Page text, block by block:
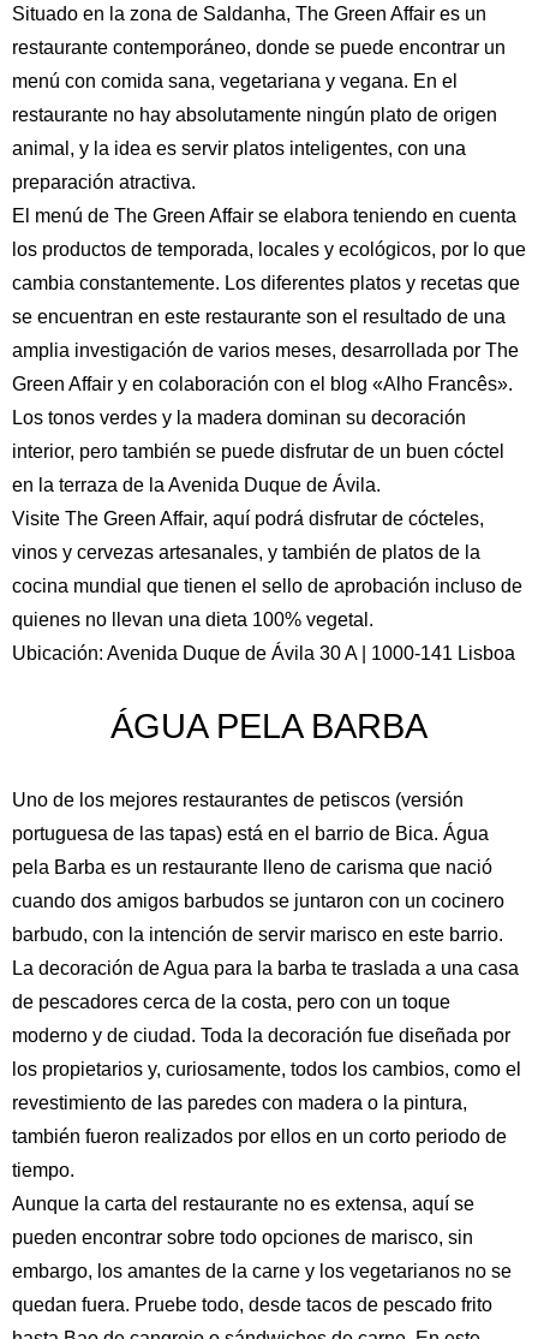
Inglés Español
Alemán
Francés
Italiano
Situado en la zona de Saldanha, The Green Affair es un
restaurante contemporáneo, donde se puede encontrar un
menú con comida sana, vegetariana y vegana. En el
restaurante no hay absolutamente ningún plato de origen
animal, y la idea es servir platos inteligentes, con una
preparación atractiva.
El menú de The Green Affair se elabora teniendo en cuenta
los productos de temporada, locales y ecológicos, por lo que
cambia constantemente. Los diferentes platos y recetas que
se encuentran en este restaurante son el resultado de una
amplia investigación de varios meses, desarrollada por The
Green Affair y en colaboración con el blog «Alho Francês».
Los tonos verdes y la madera dominan su decoración
interior, pero también se puede disfrutar de un buen cóctel
en la terraza de la Avenida Duque de Ávila.
Visite The Green Affair, aquí podrá disfrutar de cócteles,
vinos y cervezas artesanales, y también de platos de la
cocina mundial que tienen el sello de aprobación incluso de
quienes no llevan una dieta 100% vegetal.
Ubicación: Avenida Duque de Ávila 30 A | 1000-141 Lisboa
ÁGUA PELA BARBA
Uno de los mejores restaurantes de petiscos (versión
portuguesa de las tapas) está en el barrio de Bica. Água
pela Barba es un restaurante lleno de carisma que nació
cuando dos amigos barbudos se juntaron con un cocinero
barbudo, con la intención de servir marisco en este barrio.
La decoración de Agua para la barba te traslada a una casa
de pescadores cerca de la costa, pero con un toque
moderno y de ciudad. Toda la decoración fue diseñada por
los propietarios y, curiosamente, todos los cambios, como el
revestimiento de las paredes con madera o la pintura,
también fueron realizados por ellos en un corto periodo de
tiempo.
Aunque la carta del restaurante no es extensa, aquí se
pueden encontrar sobre todo opciones de marisco, sin
embargo, los amantes de la carne y los vegetarianos no se
quedan fuera. Pruebe todo, desde tacos de pescado frito